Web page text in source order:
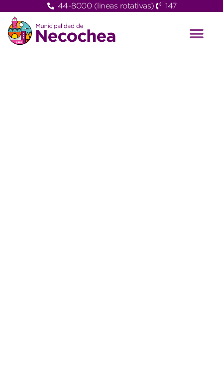
44-8000 (lineas rotativas) 147